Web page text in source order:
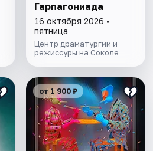
Гарпагониада
16 октября 2026 •
пятница
Центр драматургии и
режиссуры на Соколе
от 1 900 ₽